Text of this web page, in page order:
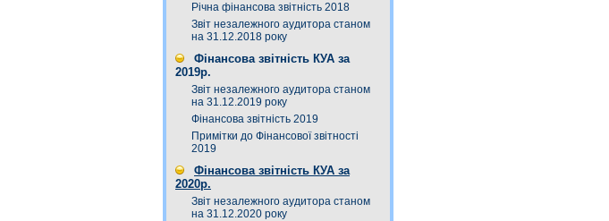
Річна фінансова звітність 2018
Звіт незалежного аудитора станом
на 31.12.2018 року
Фінансова звітність КУА за
2019р.
Звіт незалежного аудитора станом
на 31.12.2019 року
Фінансова звітність 2019
Примітки до Фінансової звітності
2019
Фінансова звітність КУА за
2020р.
Звіт незалежного аудитора станом
на 31.12.2020 року